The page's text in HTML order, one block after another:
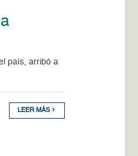
país, arribó a
LEER MÁS